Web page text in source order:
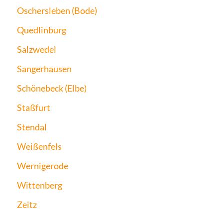
Oschersleben (Bode)
Quedlinburg
Salzwedel
Sangerhausen
Schönebeck (Elbe)
Staßfurt
Stendal
Weißenfels
Wernigerode
Wittenberg
Zeitz